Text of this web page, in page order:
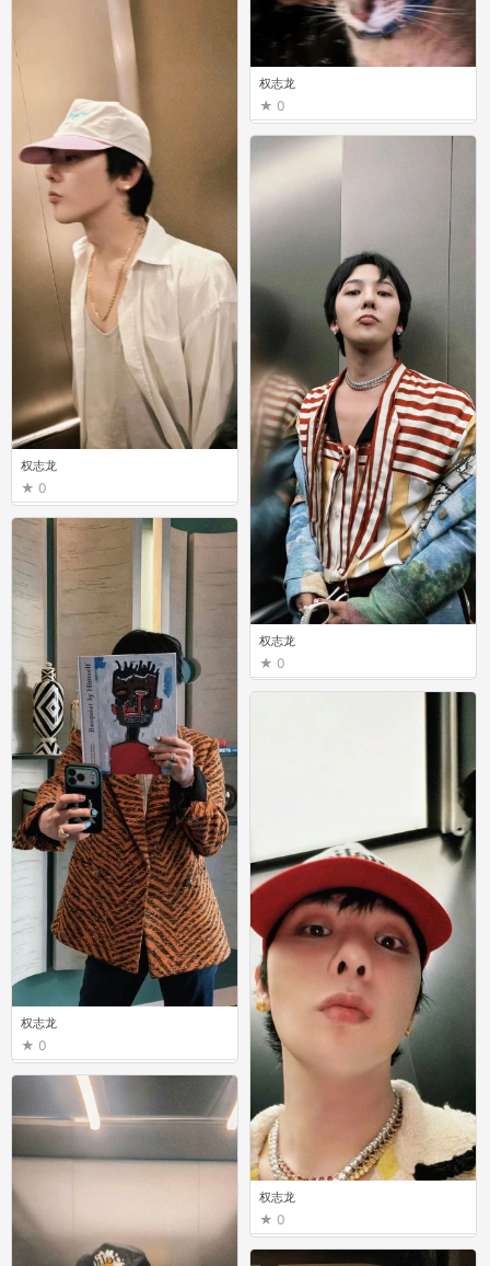
权志龙
0
权志龙
0
权志龙
0
权志龙
0
权志龙
0